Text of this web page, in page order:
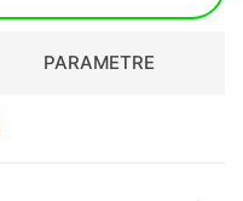
PARAMETRE